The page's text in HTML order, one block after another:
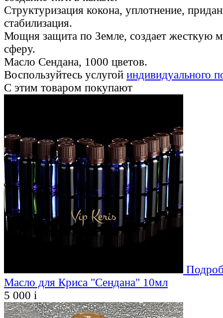
Структуризация кокона, уплотнение,
стабилизация.
Мощня защита по Земле, создает жесткую
сферу.
Масло Сендана, 1000 цветов.
Воспользуйтесь услугой индивидуального
С этим товаром покупают
Масло для Криса "Сендана" 10мл
5 000 i